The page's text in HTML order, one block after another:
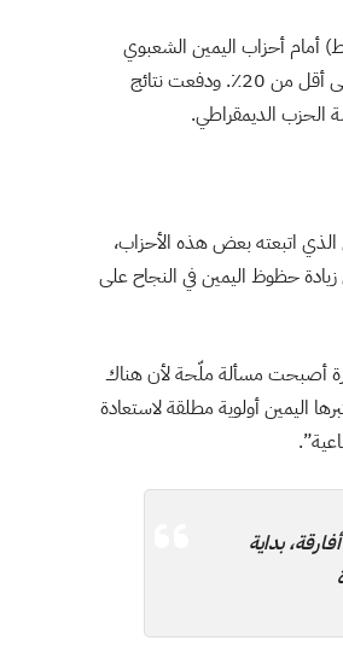
أمام أحزاب اليمين الشعبوي
. ودفعت نتائج
الحزب الديمقراطي.
اتبعته بعض هذه الأحزاب،
حظوظ اليمين في النجاح على
أصبحت مسألة ملّحة لأن هناك
اليمين أولوية مطلقة لاستعادة
بداية